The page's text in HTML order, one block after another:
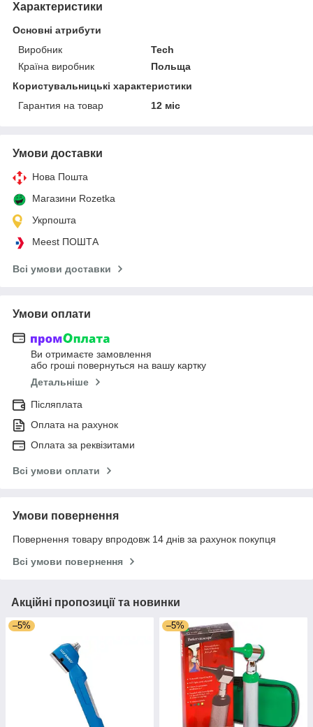
Характеристики
Основні атрибути
Виробник
Tech
Країна виробник
Польща
Користувальницькі характеристики
Гарантия на товар
12 міс
Умови доставки
Нова Пошта
Магазини Rozetka
Укрпошта
Meest ПОШТА
Всі умови доставки
Умови оплати
Ви отримаєте замовлення
або гроші повернуться на вашу картку
Детальніше
Післяплата
Оплата на рахунок
Оплата за реквізитами
Всі умови оплати
Умови повернення
Повернення товару впродовж 14 днів за рахунок покупця
Всі умови повернення
Акційні пропозиції та новинки
–5% –5%